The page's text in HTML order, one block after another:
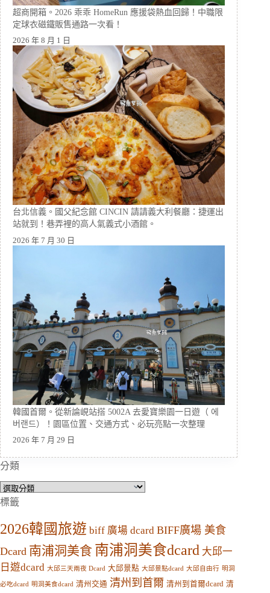
超商開箱。2026 乖乖 HomeRun 應援袋熱血回歸！中職限
定球衣磁鐵販售通路一次看！
2026 年 8 月 1 日
台北信義。國父紀念館 CINCIN 請請義大利餐廳：捷運出
站就到！巷弄裡的高人氣義式小酒館。
2026 年 7 月 30 日
韓國首爾。從新論峴站搭 5002A 去愛寶樂園一日遊（ 에
버랜드）！園區位置、交通方式、必玩亮點一次整理
2026 年 7 月 29 日
分類
分
類
標籤
2026韓國旅遊 biff 廣場 dcard BIFF廣場 美食
Dcard 南浦洞美食 南浦洞美食dcard 大邱一
日遊dcard 大邱三天兩夜 Dcard 大邱景點 大邱景點dcard 大邱自由行 明洞
必吃dcard 明洞美食dcard 清州交通 清州到首爾 清州到首爾dcard 清